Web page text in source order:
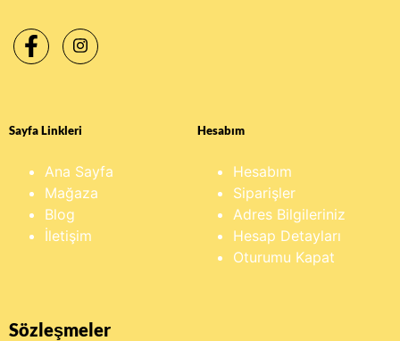
Sayfa Linkleri
Ana Sayfa
Mağaza
Blog
İletişim
Hesabım
Hesabım
Siparişler
Adres Bilgileriniz
Hesap Detayları
Oturumu Kapat
Sözleşmeler